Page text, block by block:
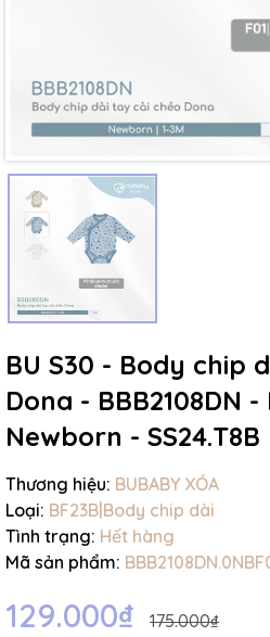
BU S30 - Body chip
Dona - BBB2108DN -
Newborn - SS24.T8B
Thương hiệu: BUBABY XÓA
Loại: BF23B|Body chip dài
Tình trạng: Hết hàng
Mã sản phẩm:
129.000₫ 175.000₫
Ngày hết hạn: